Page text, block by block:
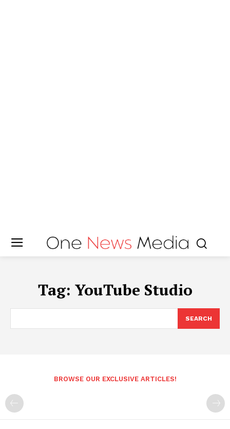
Tag: YouTube Studio
SEARCH
BROWSE OUR EXCLUSIVE ARTICLES!